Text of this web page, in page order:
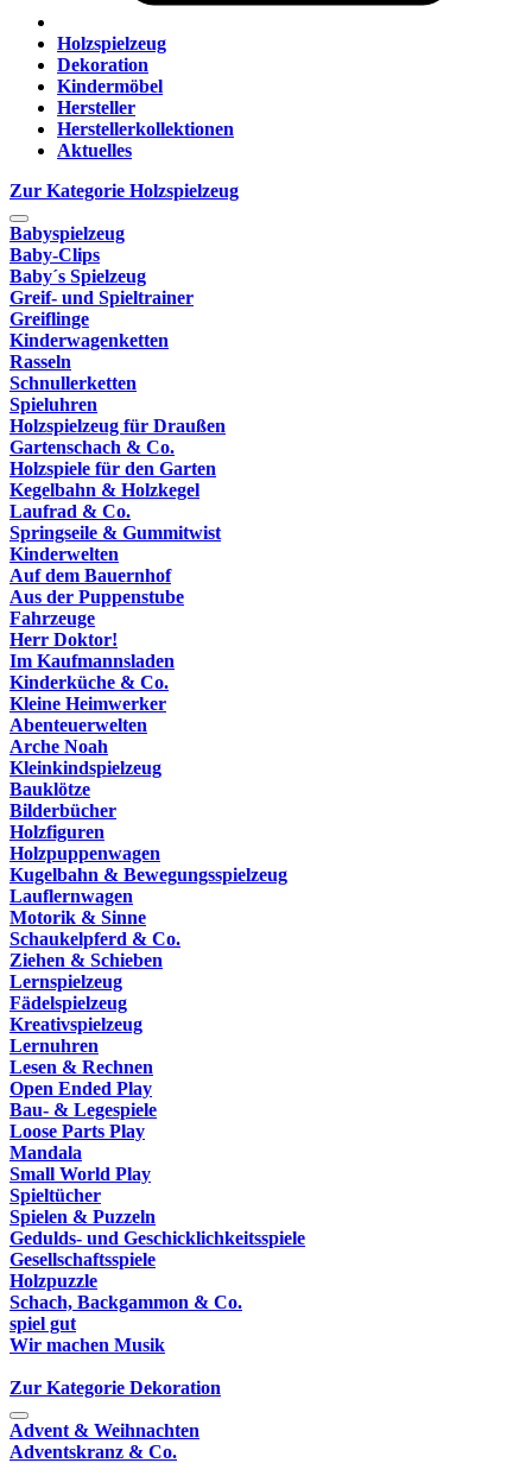
Holzspielzeug
Dekoration
Kindermöbel
Hersteller
Herstellerkollektionen
Aktuelles
Zur Kategorie Holzspielzeug
Babyspielzeug
Baby-Clips
Baby´s Spielzeug
Greif- und Spieltrainer
Greiflinge
Kinderwagenketten
Rasseln
Schnullerketten
Spieluhren
Holzspielzeug für Draußen
Gartenschach & Co.
Holzspiele für den Garten
Kegelbahn & Holzkegel
Laufrad & Co.
Springseile & Gummitwist
Kinderwelten
Auf dem Bauernhof
Aus der Puppenstube
Fahrzeuge
Herr Doktor!
Im Kaufmannsladen
Kinderküche & Co.
Kleine Heimwerker
Abenteuerwelten
Arche Noah
Kleinkindspielzeug
Bauklötze
Bilderbücher
Holzfiguren
Holzpuppenwagen
Kugelbahn & Bewegungsspielzeug
Lauflernwagen
Motorik & Sinne
Schaukelpferd & Co.
Ziehen & Schieben
Lernspielzeug
Fädelspielzeug
Kreativspielzeug
Lernuhren
Lesen & Rechnen
Open Ended Play
Bau- & Legespiele
Loose Parts Play
Mandala
Small World Play
Spieltücher
Spielen & Puzzeln
Gedulds- und Geschicklichkeitsspiele
Gesellschaftsspiele
Holzpuzzle
Schach, Backgammon & Co.
spiel gut
Wir machen Musik
Zur Kategorie Dekoration
Advent & Weihnachten
Adventskranz & Co.